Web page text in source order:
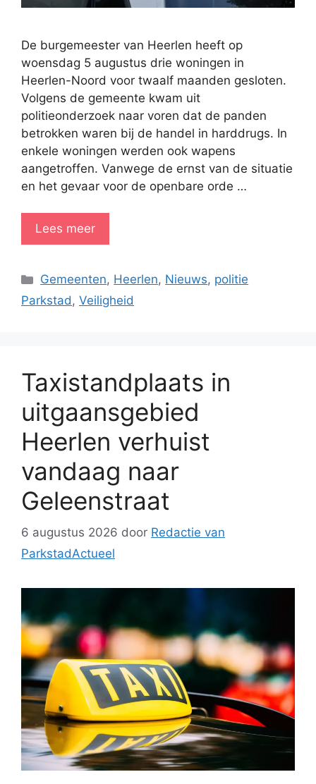
De burgemeester van Heerlen heeft op
woensdag 5 augustus drie woningen in
Heerlen-Noord voor twaalf maanden gesloten.
Volgens de gemeente kwam uit
politieonderzoek naar voren dat de panden
betrokken waren bij de handel in harddrugs. In
enkele woningen werden ook wapens
aangetroffen. Vanwege de ernst van de situatie
en het gevaar voor de openbare orde …
Lees meer
Categorieën
Gemeenten, Heerlen, Nieuws, politie
Parkstad, Veiligheid
Taxistandplaats in
uitgaansgebied
Heerlen verhuist
vandaag naar
Geleenstraat
6 augustus 2026 door Redactie van
ParkstadActueel